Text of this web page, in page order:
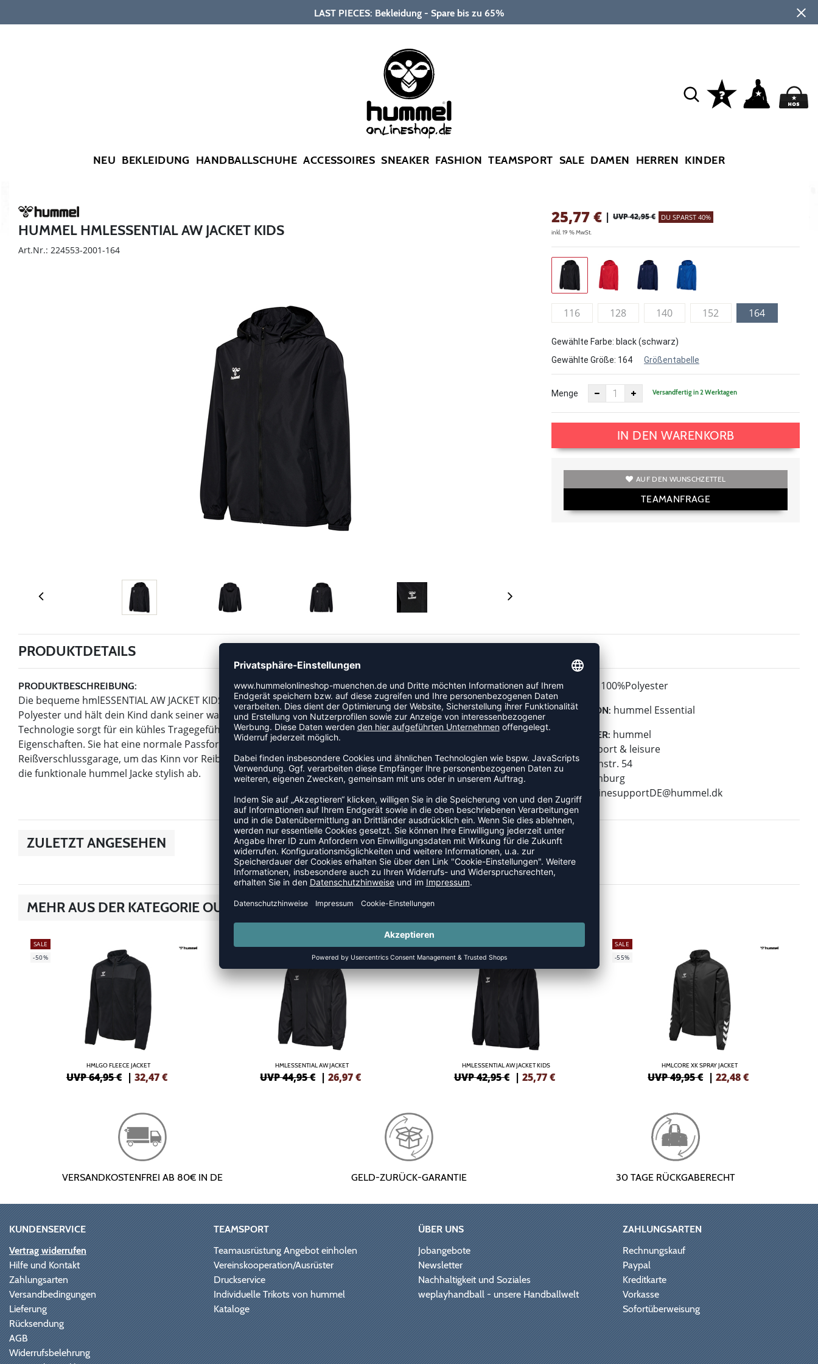
LAST PIECES: Bekleidung - Spare bis zu 65%
NEU BEKLEIDUNG HANDBALLSCHUHE ACCESSOIRES SNEAKER FASHION TEAMSPORT SALE DAMEN HERREN KINDER
HUMMEL HMLESSENTIAL AW JACKET KIDS
Art.Nr.: 224553-2001-164
25,77€ | UVP 42,95 € DU SPARST 40%
inkl. 19 % MwSt.
116 128 140 152 164
Gewählte Farbe: black (schwarz)
Gewählte Größe: 164 Größentabelle
Menge Versandfertig in 2 Werktagen
IN DEN WARENKORB
AUF DEN WUNSCHZETTEL
TEAMANFRAGE
PRODUKTDETAILS
PRODUKTBESCHREIBUNG:
Die bequeme hmlESSENTIAL AW JACKET KIDS besteht aus einem strapazierfähigen Webstoff aus recyceltem
Polyester und hält dein Kind dank seiner wasserabweisenden Eigenschaften zuverlässig trocken. Die BEECOOL®
Technologie sorgt für ein kühles Tragegefühl während des Trainings und bietet außerdem schnell trocknende
Eigenschaften. Sie hat eine normale Passform mit Front-Reißverschluss und hohem Kragen mit
Reißverschlussgarage, um das Kinn vor Reibung zu schützen. Das gedruckte Kontrastlogo auf der Brust rundet
die funktionale hummel Jacke stylish ab.
MATERIAL: 100%Polyester
KOLLEKTION: hummel Essential
HERSTELLER: hummel
hummel sport & leisure
Leverkusenstr. 54
22761 Hamburg
E-Mail:
onlinesupportDE@hummel.dk
ZULETZT ANGESEHEN
MEHR AUS DER KATEGORIE OUTDOOR JACKEN
SALE
-50%
HMLGO FLEECE JACKET
UVP 64,95 € | 32,47€
SALE
HMLESSENTIAL AW JACKET
UVP 44,95 € |26,97€
-40%
HMLESSENTIAL AW JACKET KIDS
UVP 42,95 € | 25,77€
SALE
-55%
HMLCORE XK SPRAY JACKET
UVP 49,95 € |22,48€
VERSANDKOSTENFREI AB 80€ IN DE GELD-ZURÜCK-GARANTIE 30 TAGE RÜCKGABERECHT
KUNDENSERVICE
Vertrag widerrufen
Hilfe und Kontakt
Zahlungsarten
Versandbedingungen
Lieferung
Rücksendung
AGB
Widerrufsbelehrung
TEAMSPORT
Teamausrüstung Angebot einholen
Vereinskooperation/Ausrüster
Druckservice
Individuelle Trikots von hummel
Kataloge
ÜBER UNS
Jobangebote
Newsletter
Nachhaltigkeit und Soziales
weplayhandball - unsere Handballwelt
ZAHLUNGSARTEN
Rechnungskauf
Paypal
Kreditkarte
Vorkasse
Sofortüberweisung